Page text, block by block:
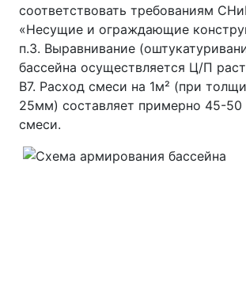
соответствовать требованиям
«Несущие и ограждающие
п.3. Выравнивание
бассейна осуществляется Ц/П
В7. Расход смеси на 1м² (при
25мм) составляет примерно 45-50
смеси.